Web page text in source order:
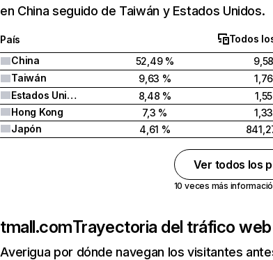
en China seguido de Taiwán y Estados Unidos.
País Todos
China
52,49 %
Taiwán
9,63 %
Estados Unidos
8,48 %
Hong Kong
7,3 %
Japón
4,61 %
Ver todos los
10 veces más
tmall.comTrayectoria del tráfico web
Averigua por dónde navegan los visitantes